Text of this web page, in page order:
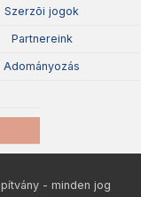
Szerzõi jogok
Partnereink
Adományozás
- minden jog